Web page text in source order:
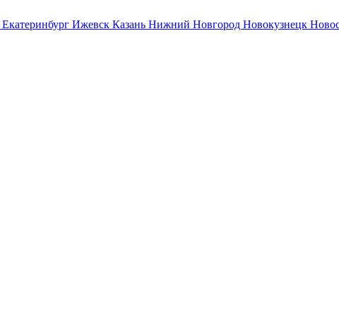
Екатеринбург Ижевск Казань Нижний Новгород Новокузнецк